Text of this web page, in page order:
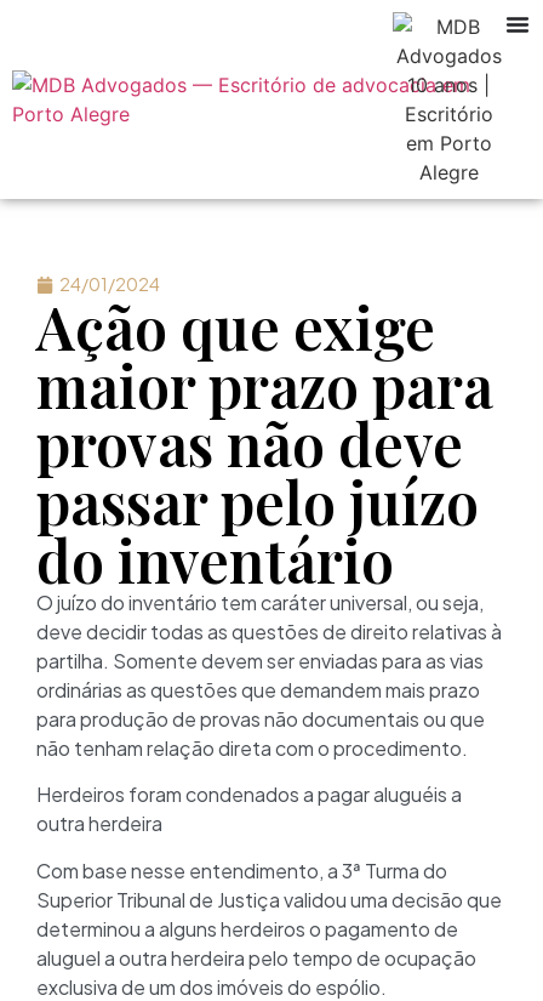
24/01/2024
Ação que exige
maior prazo para
provas não deve
passar pelo juízo
do inventário
O juízo do inventário tem caráter universal, ou seja,
deve decidir todas as questões de direito relativas à
partilha. Somente devem ser enviadas para as vias
ordinárias as questões que demandem mais prazo
para produção de provas não documentais ou que
não tenham relação direta com o procedimento.
Herdeiros foram condenados a pagar aluguéis a
outra herdeira
Com base nesse entendimento, a 3ª Turma do
Superior Tribunal de Justiça validou uma decisão que
determinou a alguns herdeiros o pagamento de
aluguel a outra herdeira pelo tempo de ocupação
exclusiva de um dos imóveis do espólio.